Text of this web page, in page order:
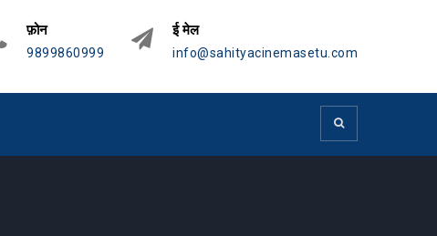
फ़ोन
9899860999
ई मेल
info@sahityacinemasetu.com